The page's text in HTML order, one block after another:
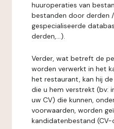
huuroperaties van
bestanden door derden
gespecialiseerde
derden,...).
Verder, wat betreft de
worden verwerkt in het
het restaurant, kan hij
die u hem verstrekt (bv:
uw CV) die kunnen,
voorwaarden, worden
kandidatenbestand